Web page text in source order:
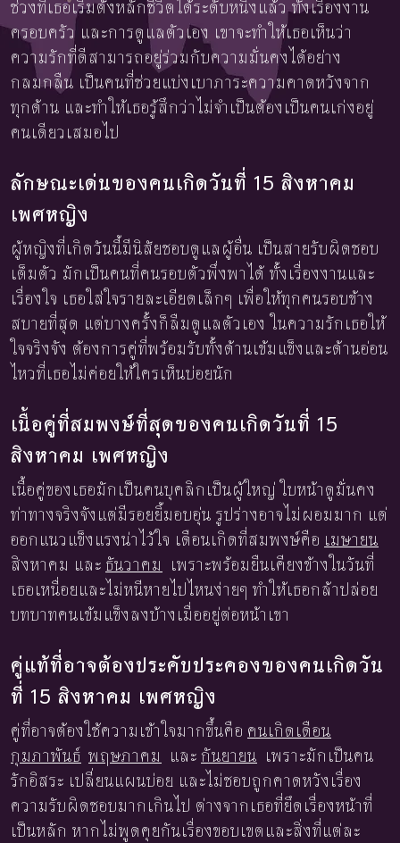
ช่วงที่เธอเริ่มตั้งหลักชีวิตได้ระดับหนึ่งแล้ว ทั้งเรื่องงาน
ครอบครัว และการดูแลตัวเอง เขาจะทำให้เธอเห็นว่า
ความรักที่ดีสามารถอยู่ร่วมกับความมั่นคงได้อย่าง
กลมกลืน เป็นคนที่ช่วยแบ่งเบาภาระความคาดหวังจาก
ทุกด้าน และทำให้เธอรู้สึกว่าไม่จำเป็นต้องเป็นคนเก่งอยู่
คนเดียวเสมอไป
ลักษณะเด่นของคนเกิดวันที่ 15 สิงหาคม
เพศหญิง
ผู้หญิงที่เกิดวันนี้มีนิสัยชอบดูแลผู้อื่น เป็นสายรับผิดชอบ
เต็มตัว มักเป็นคนที่คนรอบตัวพึ่งพาได้ ทั้งเรื่องงานและ
เรื่องใจ เธอใส่ใจรายละเอียดเล็กๆ เพื่อให้ทุกคนรอบข้าง
สบายที่สุด แต่บางครั้งก็ลืมดูแลตัวเอง ในความรักเธอให้
ใจจริงจัง ต้องการคู่ที่พร้อมรับทั้งด้านเข้มแข็งและด้านอ่อน
ไหวที่เธอไม่ค่อยให้ใครเห็นบ่อยนัก
เนื้อคู่ที่สมพงษ์ที่สุดของคนเกิดวันที่ 15
สิงหาคม เพศหญิง
เนื้อคู่ของเธอมักเป็นคนบุคลิกเป็นผู้ใหญ่ ใบหน้าดูมั่นคง
ท่าทางจริงจังแต่มีรอยยิ้มอบอุ่น รูปร่างอาจไม่ผอมมาก แต่
ออกแนวแข็งแรงน่าไว้ใจ เดือนเกิดที่สมพงษ์คือ เมษายน
สิงหาคม และ ธันวาคม เพราะพร้อมยืนเคียงข้างในวันที่
เธอเหนื่อยและไม่หนีหายไปไหนง่ายๆ ทำให้เธอกล้าปล่อย
บทบาทคนเข้มแข็งลงบ้างเมื่ออยู่ต่อหน้าเขา
คู่แท้ที่อาจต้องประคับประคองของคนเกิดวัน
ที่ 15 สิงหาคม เพศหญิง
คู่ที่อาจต้องใช้ความเข้าใจมากขึ้นคือ คนเกิดเดือน
กุมภาพันธ์ พฤษภาคม และ กันยายน เพราะมักเป็นคน
รักอิสระ เปลี่ยนแผนบ่อย และไม่ชอบถูกคาดหวังเรื่อง
ความรับผิดชอบมากเกินไป ต่างจากเธอที่ยึดเรื่องหน้าที่
เป็นหลัก หากไม่พูดคุยกันเรื่องขอบเขตและสิ่งที่แต่ละ